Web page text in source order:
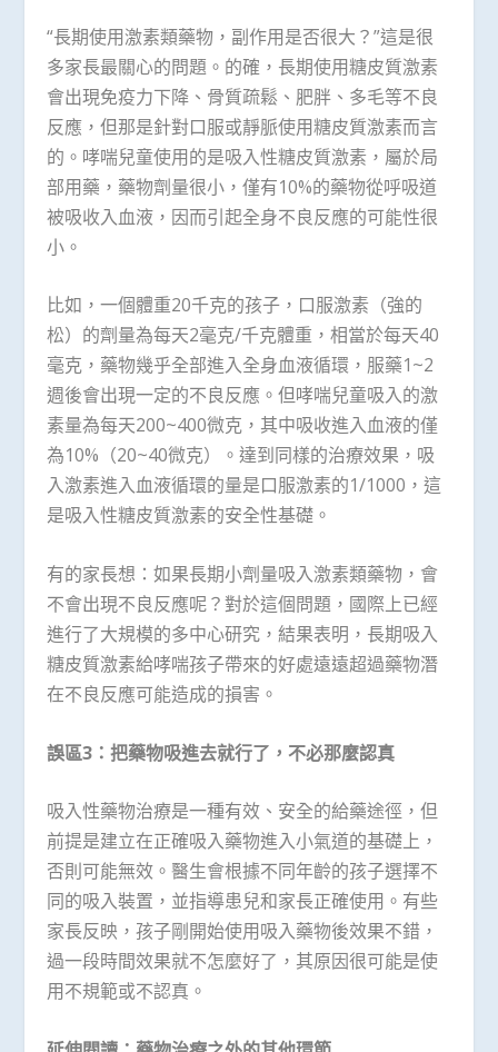
“長期使用激素類藥物，副作用是否很大？”這是很
多家長最關心的問題。的確，長期使用糖皮質激素
會出現免疫力下降、骨質疏鬆、肥胖、多毛等不良
反應，但那是針對口服或靜脈使用糖皮質激素而言
的。哮喘兒童使用的是吸入性糖皮質激素，屬於局
部用藥，藥物劑量很小，僅有10%的藥物從呼吸道
被吸收入血液，因而引起全身不良反應的可能性很
小。
比如，一個體重20千克的孩子，口服激素（強的
松）的劑量為每天2毫克/千克體重，相當於每天40
毫克，藥物幾乎全部進入全身血液循環，服藥1~2
週後會出現一定的不良反應。但哮喘兒童吸入的激
素量為每天200~400微克，其中吸收進入血液的僅
為10%（20~40微克）。達到同樣的治療效果，吸
入激素進入血液循環的量是口服激素的1/1000，這
是吸入性糖皮質激素的安全性基礎。
有的家長想：如果長期小劑量吸入激素類藥物，會
不會出現不良反應呢？對於這個問題，國際上已經
進行了大規模的多中心研究，結果表明，長期吸入
糖皮質激素給哮喘孩子帶來的好處遠遠超過藥物潛
在不良反應可能造成的損害。
誤區3 ：把藥物吸進去就行了，不必那麼認真
吸入性藥物治療是一種有效、安全的給藥途徑，但
前提是建立在正確吸入藥物進入小氣道的基礎上，
否則可能無效。醫生會根據不同年齡的孩子選擇不
同的吸入裝置，並指導患兒和家長正確使用。有些
家長反映，孩子剛開始使用吸入藥物後效果不錯，
過一段時間效果就不怎麼好了，其原因很可能是使
用不規範或不認真。